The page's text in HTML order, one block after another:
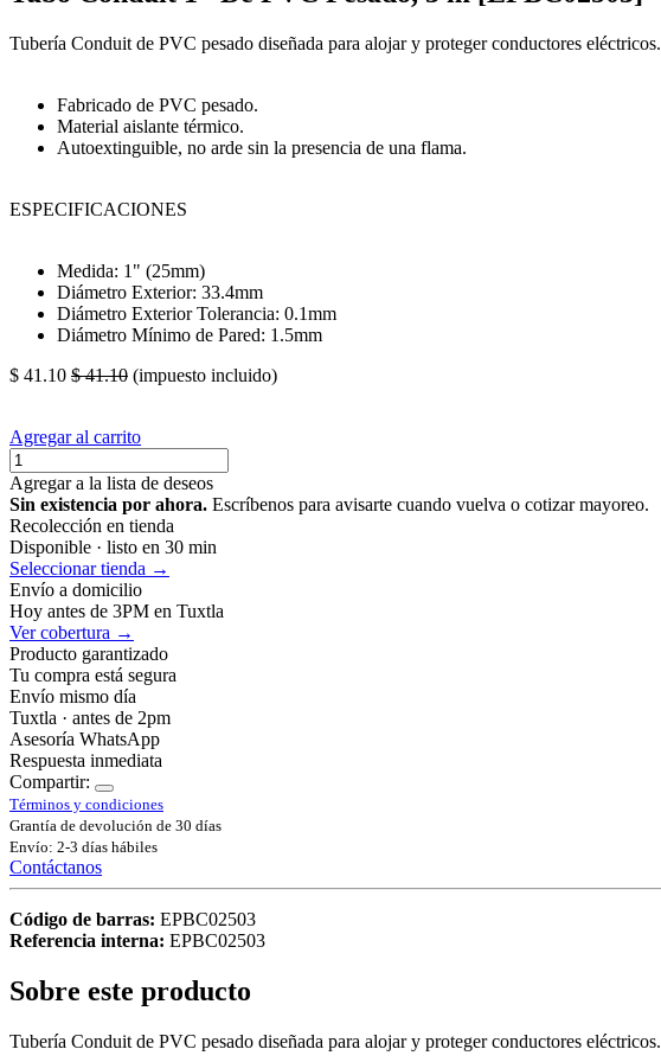
Tubería Conduit de PVC pesado diseñada para alojar y proteger conductores eléctricos.
Fabricado de PVC pesado.
Material aislante térmico.
Autoextinguible, no arde sin la presencia de una flama.
ESPECIFICACIONES
Medida: 1" (25mm)
Diámetro Exterior: 33.4mm
Diámetro Exterior Tolerancia: 0.1mm
Diámetro Mínimo de Pared: 1.5mm
$ 41.10 $41.10 (impuesto incluido)
Agregar al carrito
Agregar a la lista de deseos
Sin existencia por ahora. Escríbenos para avisarte cuando vuelva o cotizar mayoreo.
Recolección en tienda
Disponible · listo en 30 min
Seleccionar tienda →
Envío a domicilio
Hoy antes de 3PM en Tuxtla
Ver cobertura →
Producto garantizado
Tu compra está segura
Envío mismo día
Tuxtla · antes de 2pm
Asesoría WhatsApp
Respuesta inmediata
Compartir:
Términos y condiciones
Grantía de devolución de 30 días
Envío: 2-3 días hábiles
Contáctanos
Código de barras: EPBC02503
Referencia interna: EPBC02503
Sobre este producto
Tubería Conduit de PVC pesado diseñada para alojar y proteger conductores eléctricos.